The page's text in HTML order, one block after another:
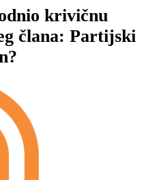
krivičnu
člana: Partijski